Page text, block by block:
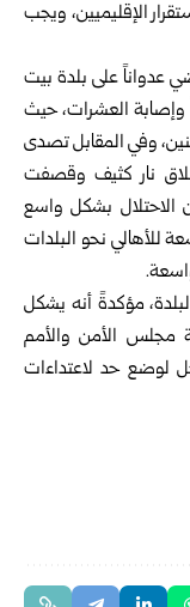
الإقليميين، ويجب
عدواناً على بلدة بيت
إلى استشهاد 13 مواطناً وإصابة العشرات، حيث
وفي المقابل تصدى
نار كثيف وقصفت
الاحتلال بشكل واسع
للأهالي نحو البلدات
مؤكدةً أنه يشكل
مجلس الأمن والأمم
لوضع حد لاعتداءات